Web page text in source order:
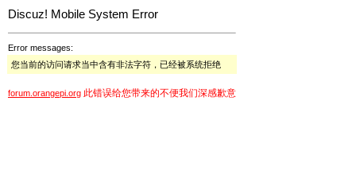
Discuz! Mobile System Error
Error messages:
您当前的访问请求当中含有非法字符，已经被系统拒绝
forum.orangepi.org 此错误给您带来的不便我们深感歉意